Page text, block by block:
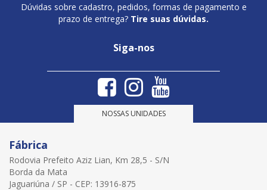
Dúvidas sobre cadastro, pedidos, formas de pagamento e
prazo de entrega? Tire suas dúvidas.
Siga-nos
NOSSAS UNIDADES
Fábrica
Rodovia Prefeito Aziz Lian, Km 28,5 - S/N
Borda da Mata
Jaguariúna / SP - CEP: 13916-875